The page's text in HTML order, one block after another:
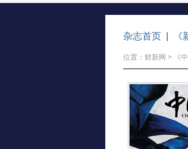
杂志首页
位置： 财新网 > 《